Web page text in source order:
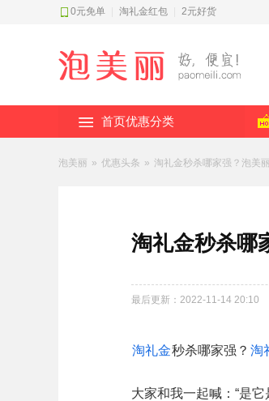
0元免单 淘礼金红包 2元好货
首页优惠分类
泡美丽 » 优惠头条 » 淘礼金秒杀哪家强？泡美
淘礼金秒杀哪
最后更新：2022-11-14 20:10
淘礼金秒杀哪家强？ 淘
大家和我一起喊：“是